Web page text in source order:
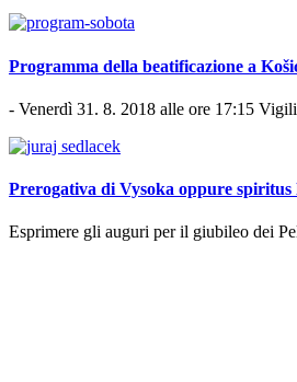
Programma della beatificazione a
- Venerdì 31. 8. 2018 alle ore 17:15
Prerogativa di Vysoka oppure spiritus
Esprimere gli auguri per il giubileo dei